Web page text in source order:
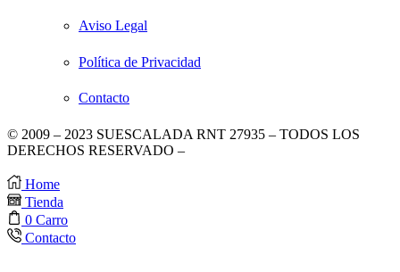
Aviso Legal
Política de Privacidad
Contacto
© 2009 – 2023 SUESCALADA RNT 27935 – TODOS LOS
DERECHOS RESERVADO –
Home
Tienda
0 Carro
Contacto